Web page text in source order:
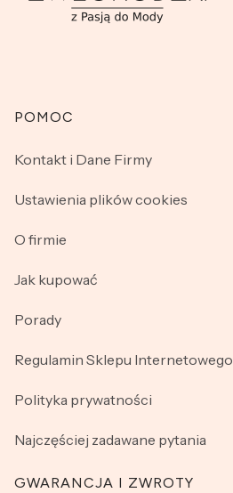
Linki w stopce
POMOC
Kontakt i Dane Firmy
Ustawienia plików cookies
O firmie
Jak kupować
Porady
Regulamin Sklepu Internetowego
Polityka prywatności
Najczęściej zadawane pytania
GWARANCJA I ZWROTY